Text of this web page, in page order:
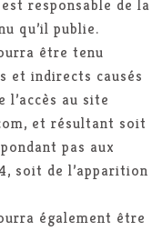
responsable de la
qu’il publie.
être tenu
et indirects causés
au site
et résultant soit
pas aux
soit de l’apparition
également être